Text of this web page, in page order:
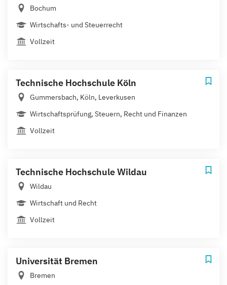
Bochum
Wirtschafts- und Steuerrecht
Vollzeit
Technische Hochschule Köln
Gummersbach, Köln, Leverkusen
Wirtschaftsprüfung, Steuern, Recht und Finanzen
Vollzeit
Technische Hochschule Wildau
Wildau
Wirtschaft und Recht
Vollzeit
Universität Bremen
Bremen